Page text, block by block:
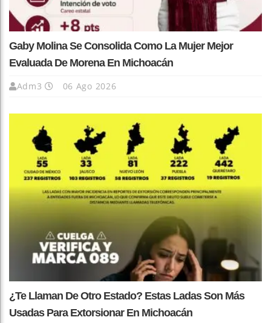
Gaby Molina Se Consolida Como La Mujer Mejor
Evaluada De Morena En Michoacán
Adm3 06 Ago 2026
¿Te Llaman De Otro Estado? Estas Ladas Son Más
Usadas Para Extorsionar En Michoacán